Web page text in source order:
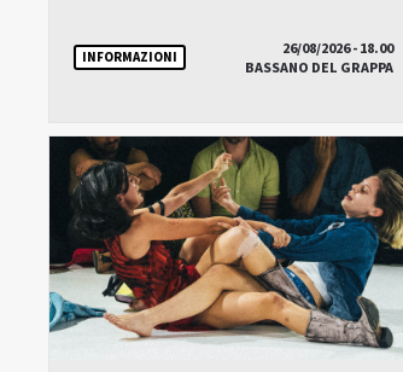
INFORMAZIONI
26/08/2026 - 18.00
BASSANO DEL GRAPPA